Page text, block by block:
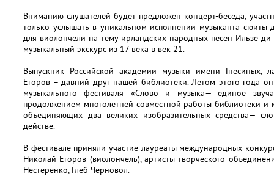
Вниманию слушателей будет предложен концерт-беседа,
только услышать в уникальном исполнении музыканта
для виолончели на тему ирландских народных песен Ильзе ди
музыкальный экскурс из 17 века в век 21.
Выпускник Российской академии музыки имени Гнесиных,
Егоров – давний друг нашей библиотеки. Летом этого года
музыкального фестиваля «Слово и музыка— единое
продолжением многолетней совместной работы библиотеки и
объединяющих два великих изобразительных средства—
действе.
В фестивале приняли участие лауреаты международных
Николай Егоров (виолончель), артисты творческого
Нестеренко, Глеб Черновол.